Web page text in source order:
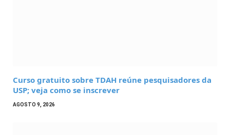
Curso gratuito sobre TDAH reúne pesquisadores da
USP; veja como se inscrever
AGOSTO 9, 2026